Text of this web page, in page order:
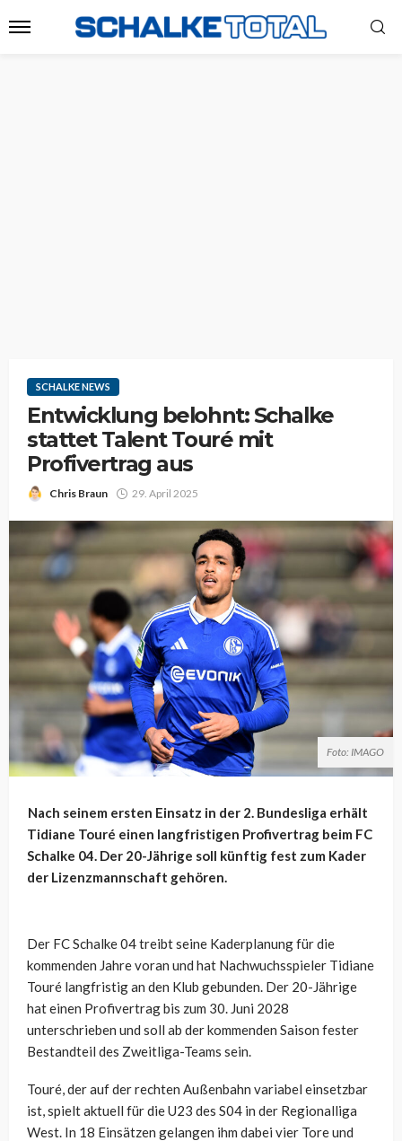
SCHALKE NEWS
Entwicklung belohnt: Schalke
stattet Talent Touré mit
Profivertrag aus
Chris Braun 29. April 2025
Foto: IMAGO
Nach seinem ersten Einsatz in der 2. Bundesliga erhält
Tidiane Touré einen langfristigen Profivertrag beim FC
Schalke 04. Der 20-Jährige soll künftig fest zum Kader
der Lizenzmannschaft gehören.
Der FC Schalke 04 treibt seine Kaderplanung für die
kommenden Jahre voran und hat Nachwuchsspieler Tidiane
Touré langfristig an den Klub gebunden. Der 20-Jährige
hat einen Profivertrag bis zum 30. Juni 2028
unterschrieben und soll ab der kommenden Saison fester
Bestandteil des Zweitliga-Teams sein.
Touré, der auf der rechten Außenbahn variabel einsetzbar
ist, spielt aktuell für die U23 des S04 in der Regionalliga
West. In 18 Einsätzen gelangen ihm dabei vier Tore und